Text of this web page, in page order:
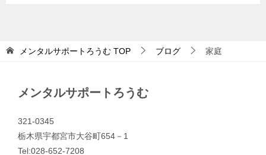
メンタルサポートろうむ TOP ブログ 家庭
メンタルサポートろうむ
321-0345
栃木県宇都宮市大谷町654－1
Tel:028-652-7208